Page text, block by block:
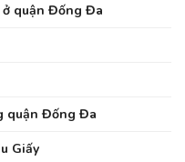
quận Đống Đa
quận Đống Đa
Giấy